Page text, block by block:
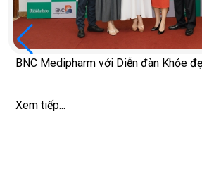
BNC Medipharm với Diễn đàn Khỏe
Xem tiếp...